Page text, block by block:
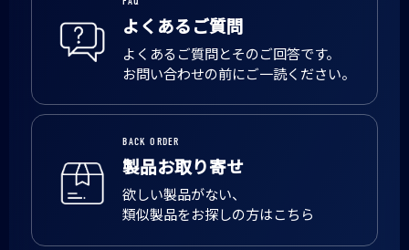
よくあるご質問
よくあるご質問とそのご回答です。
お問い合わせの前にご一読ください。
BACK ORDER
製品お取り寄せ
欲しい製品がない、
類似製品をお探しの方はこちら